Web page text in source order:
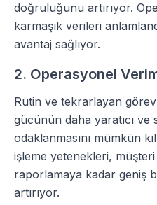
doğruluğunu artırıyor.
karmaşık verileri
avantaj sağlıyor.
2. Operasyonel
Rutin ve tekrarlayan
gücünün daha yaratıcı ve
odaklanmasını mümkün
işleme yetenekleri,
raporlamaya kadar geniş
artırıyor.